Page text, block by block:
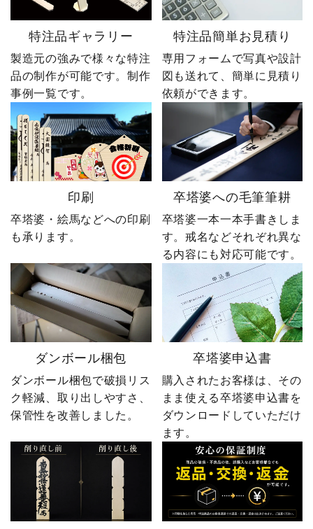
特注品ギャラリー
製造元の強みで様々な特注
品の制作が可能です。制作
事例一覧です。
特注品簡単お見積り
専用フォームで写真や設計
図も送れて、簡単に見積り
依頼ができます。
印刷
卒塔婆・絵馬などへの印刷
も承ります。
卒塔婆への毛筆筆耕
卒塔婆一本一本手書きしま
す。戒名などそれぞれ異な
る内容にも対応可能です。
ダンボール梱包
ダンボール梱包で破損リス
ク軽減、取り出しやすさ、
保管性を改善しました。
卒塔婆申込書
購入されたお客様は、その
まま使える卒塔婆申込書を
ダウンロードしていただけ
ます。